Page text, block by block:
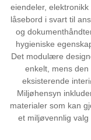
eiendeler,
låsebord i svart til
og
hygieniske
Det modulære
enkelt, mens
eksisterende
Miljøhensyn
materialer som kan
et miljøvennlig